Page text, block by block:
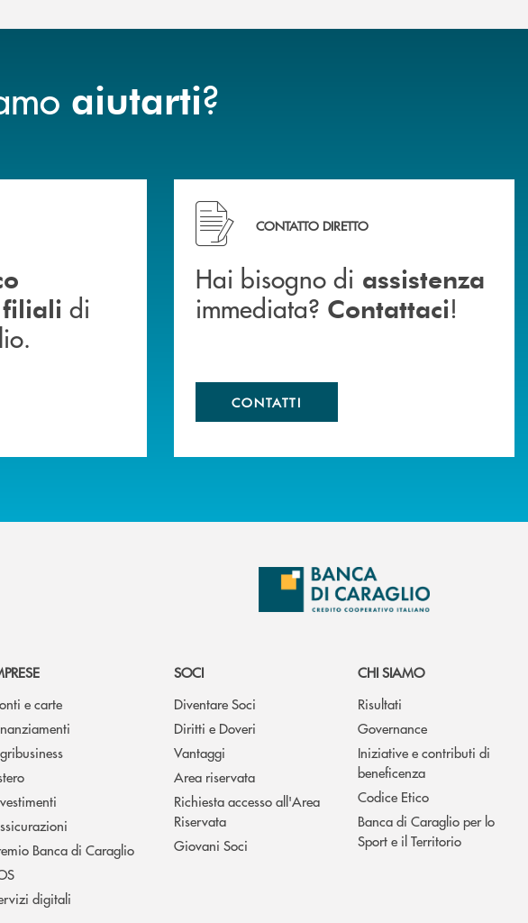
aiutarti?
delle filiali di Banca di Caraglio.
filiali di
Hai bisogno di assistenza immediata? Contattaci !
CONTATTO DIRETTO
Hai bisogno di assistenza
immediata? Contattaci!
CONTATTI
e carte
Banca di Caraglio
digitali
SOCI
Diventare Soci
Diritti e Doveri
Vantaggi
Area riservata
Richiesta accesso all'Area
Riservata
Giovani Soci
CHI SIAMO
Risultati
Governance
Iniziative e contributi di
beneficenza
Codice Etico
Banca di Caraglio per lo
Sport e il Territorio